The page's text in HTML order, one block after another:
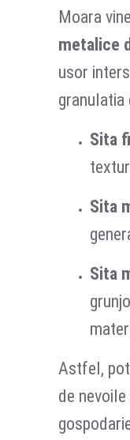
Moara
metalice
usor
granulatia
Sita
Sita
Sita
Astfel,
de